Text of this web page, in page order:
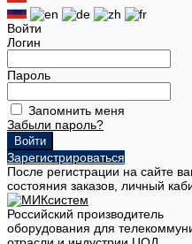
Войти
Логин
Пароль
Запомнить меня
Забыли пароль?
Зарегистрироваться
После регистрации на сайте
состояния заказов, личный
Российский производитель
оборудования для